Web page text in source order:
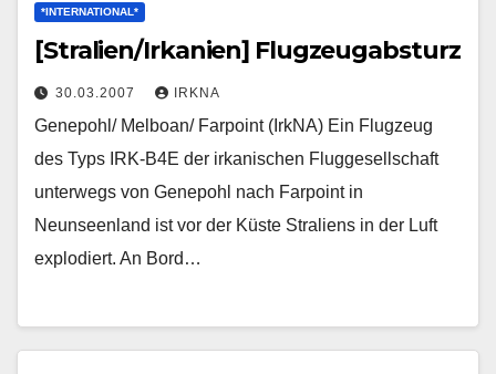
*INTERNATIONAL*
[Stralien/Irkanien] Flugzeugabsturz
30.03.2007 IRKNA
Genepohl/ Melboan/ Farpoint (IrkNA) Ein Flugzeug
des Typs IRK-B4E der irkanischen Fluggesellschaft
unterwegs von Genepohl nach Farpoint in
Neunseenland ist vor der Küste Straliens in der Luft
explodiert. An Bord…